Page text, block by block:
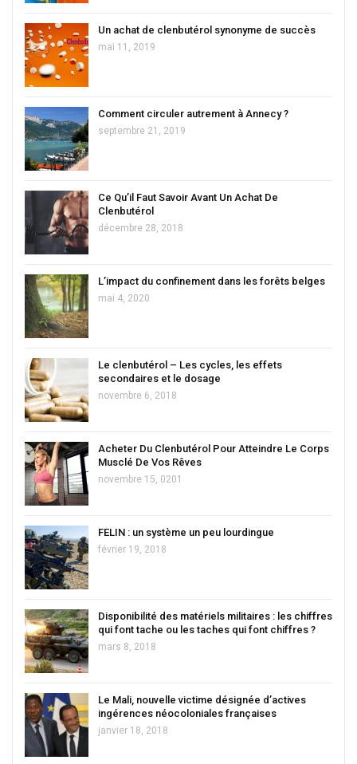
Un achat de clenbutérol synonyme de succès
mai 11, 2019
Comment circuler autrement à Annecy ?
septembre 21, 2019
Ce Qu’il Faut Savoir Avant Un Achat De
Clenbutérol
décembre 28, 2018
L’impact du confinement dans les forêts belges
mai 4, 2020
Le clenbutérol – Les cycles, les effets
secondaires et le dosage
novembre 6, 2018
Acheter Du Clenbutérol Pour Atteindre Le Corps
Musclé De Vos Rêves
novembre 15, 0201
FELIN : un système un peu lourdingue
février 19, 2018
Disponibilité des matériels militaires : les chiffres
qui font tache ou les taches qui font chiffres ?
mars 8, 2018
Le Mali, nouvelle victime désignée d’actives
ingérences néocoloniales françaises
janvier 18, 2018